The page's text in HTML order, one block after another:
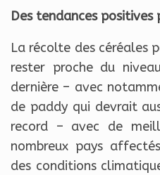
Des tendances positives
La récolte des céréales
rester proche du
dernière – avec
de paddy qui devrait
record – avec de
nombreux pays
des conditions